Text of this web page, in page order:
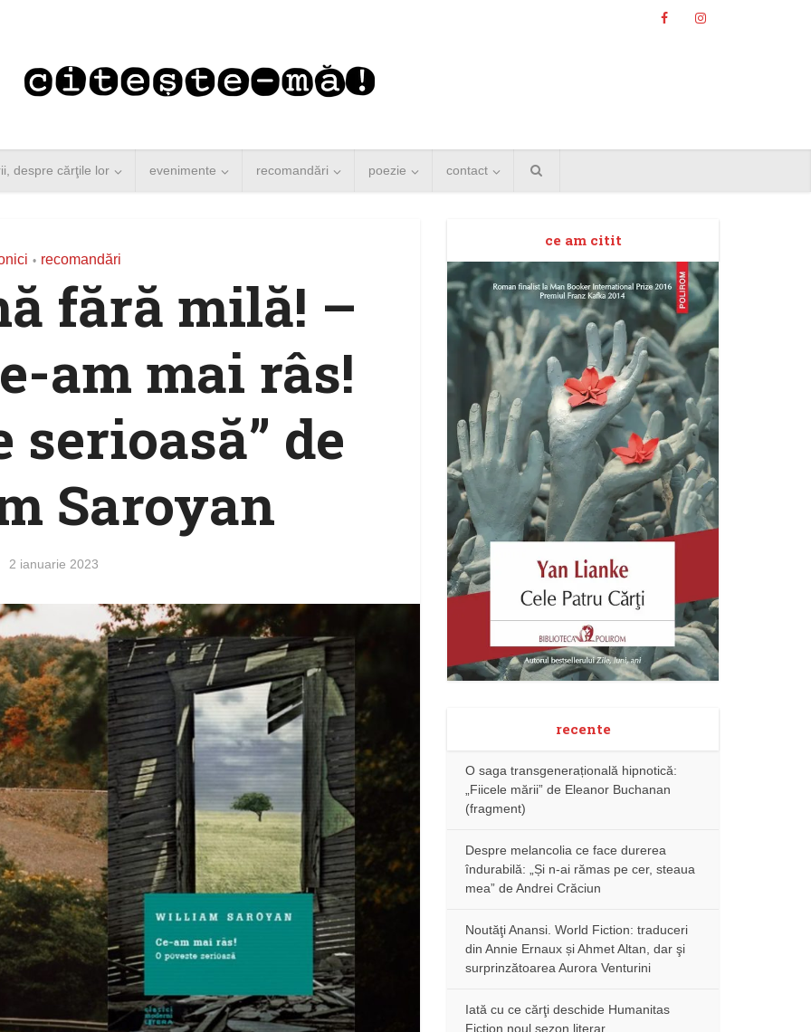
despre cărţile lor evenimente recomandări poezie contact
• recomandări
fără milă! –
am mai râs!
serioasă” de
Saroyan
2 ianuarie 2023
ce am citit
recente
O saga transgenerațională hipnotică:
„Fiicele mării” de Eleanor Buchanan
(fragment)
Despre melancolia ce face durerea
îndurabilă: „Și n-ai rămas pe cer, steaua
mea” de Andrei Crăciun
Noutăţi Anansi. World Fiction: traduceri
din Annie Ernaux și Ahmet Altan, dar şi
surprinzătoarea Aurora Venturini
Iată cu ce cărţi deschide Humanitas
Fiction noul sezon literar